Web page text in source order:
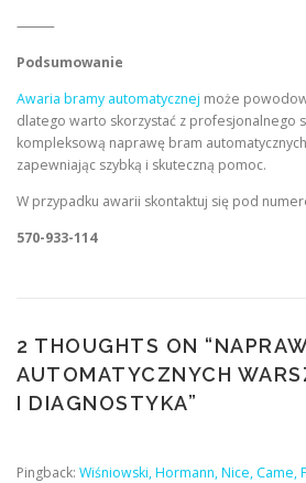
⸻
Podsumowanie
Awaria bramy automatycznej może
dlatego warto skorzystać z profesjonalnego
kompleksową naprawę bram
zapewniając szybką i skuteczną pomoc.
W przypadku awarii skontaktuj się pod
570-933-114
2 THOUGHTS ON “
AUTOMATYCZNYCH
I DIAGNOSTYKA”
Pingback: Wiśniowski, Hormann, Nice, Came,